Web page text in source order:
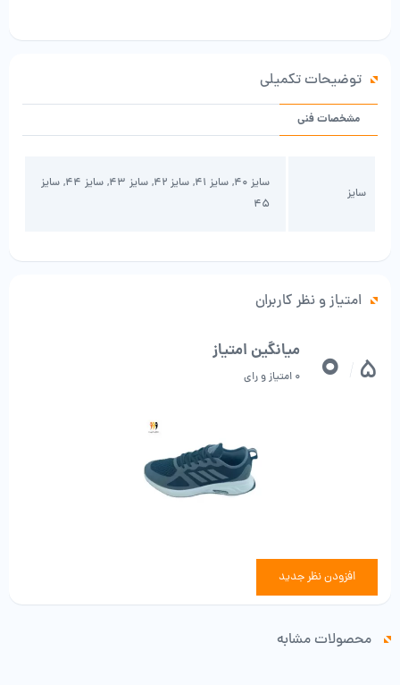
توضیحات تکمیلی
مشخصات فنی
سایز
سایز 40, سایز 41, سایز 42, سایز 43, سایز 44, سایز
45
امتیاز و نظر کاربران
5
0 میانگین امتیاز
0 امتیاز و رای
افزودن نظر جدید
محصولات مشابه